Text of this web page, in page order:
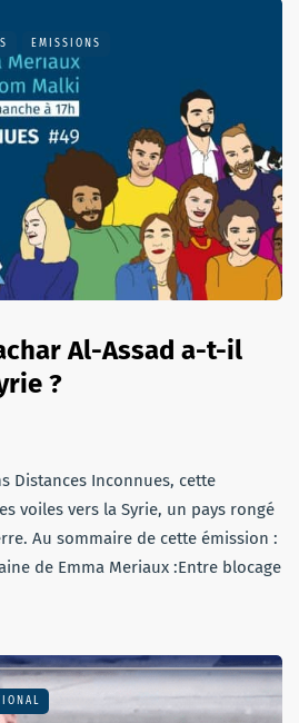
EMISSIONS
Al-Assad a-t-il
?
Distances Inconnues, cette
voiles vers la Syrie, un pays rongé
Au sommaire de cette émission :
de Emma Meriaux :Entre blocage